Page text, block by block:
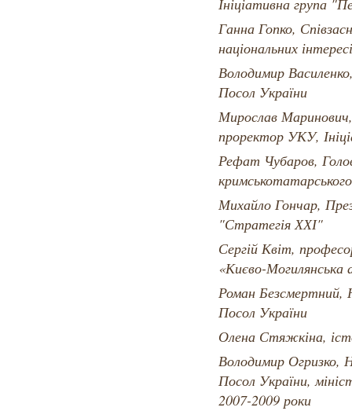
Ініціативна група
Ганна Гопко,
національних
Володимир
Посол України
Мирослав Маринович,
проректор УКУ,
Рефат Чубаров,
Михайло Гончар,
"Стратегія ХХІ"
Сергій Квіт,
«Києво-Могилянська
Роман Безсмертний,
Посол України
Олена Стяжкіна,
Володимир Огризко,
Посол України,
2007-2009 роки